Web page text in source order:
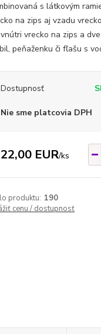
s látkovým
na zips aj vzadu
vrecko na zips a
peňaženku či fľašu s
Dostupnosť
Nie sme platcovia DPH
22,00 EUR/ks
produktu: 190
cenu / dostupnosť